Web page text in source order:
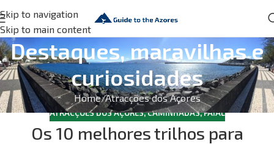
Skip to navigation
Skip to main content
Destaques, maravilhas e
curiosidades
Home Atracções dos Açores
ATRACÇÕES DOS AÇORES,CAMINHADAS,FAIAL
Os 10 melhores trilhos para